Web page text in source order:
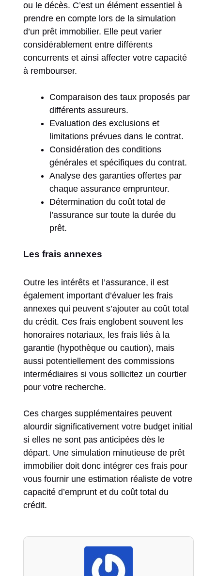
ou le décès. C’est un élément essentiel à
prendre en compte lors de la simulation
d’un prêt immobilier. Elle peut varier
considérablement entre différents
concurrents et ainsi affecter votre capacité
à rembourser.
Comparaison des taux proposés par
différents assureurs.
Evaluation des exclusions et
limitations prévues dans le contrat.
Considération des conditions
générales et spécifiques du contrat.
Analyse des garanties offertes par
chaque assurance emprunteur.
Détermination du coût total de
l’assurance sur toute la durée du
prêt.
Les frais annexes
Outre les intérêts et l’assurance, il est
également important d’évaluer les frais
annexes qui peuvent s’ajouter au coût total
du crédit. Ces frais englobent souvent les
honoraires notariaux, les frais liés à la
garantie (hypothèque ou caution), mais
aussi potentiellement des commissions
intermédiaires si vous sollicitez un courtier
pour votre recherche.
Ces charges supplémentaires peuvent
alourdir significativement votre budget initial
si elles ne sont pas anticipées dès le
départ. Une simulation minutieuse de prêt
immobilier doit donc intégrer ces frais pour
vous fournir une estimation réaliste de votre
capacité d’emprunt et du coût total du
crédit.